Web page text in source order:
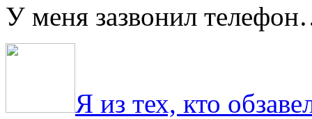
У меня зазвонил
Я из тех, кто